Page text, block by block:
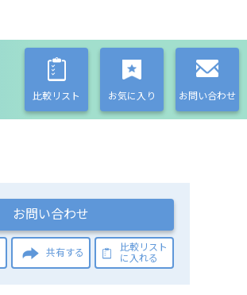
比較リスト お気に入り お問い合わせ
お問い合わせ
共有する
比較リスト
に入れる